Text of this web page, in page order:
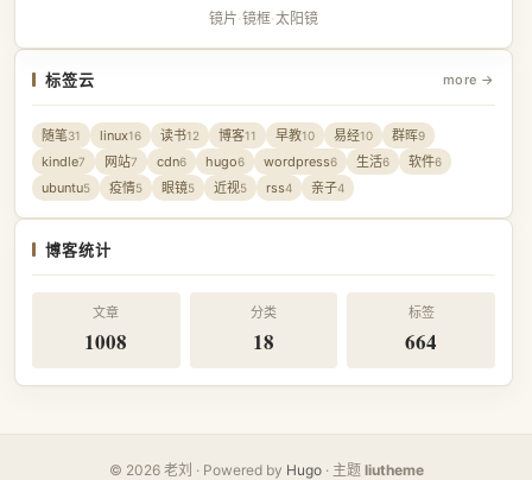
镜片·镜框·太阳镜
标签云 more →
随笔31 linux16 读书12 博客11 早教10 易经10 群晖9
kindle7 网站7 cdn6 hugo6 wordpress6 生活6 软件6
ubuntu5 疫情5 眼镜5 近视5 rss4 亲子4
博客统计
文章
1008
分类
18
标签
664
© 2026 老刘 · Powered by Hugo· 主题 liutheme